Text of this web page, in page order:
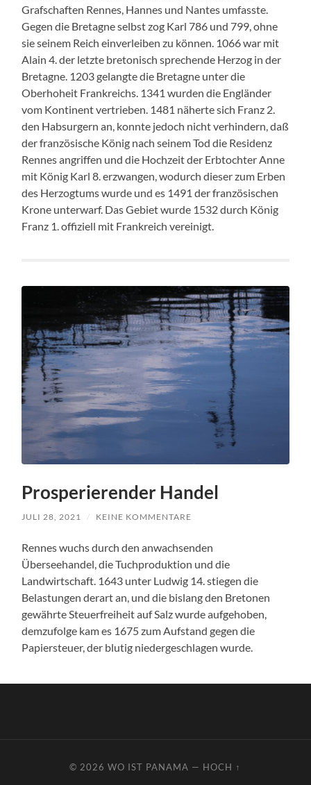
Grafschaften Rennes, Hannes und Nantes umfasste.
Gegen die Bretagne selbst zog Karl 786 und 799, ohne
sie seinem Reich einverleiben zu können. 1066 war mit
Alain 4. der letzte bretonisch sprechende Herzog in der
Bretagne. 1203 gelangte die Bretagne unter die
Oberhoheit Frankreichs. 1341 wurden die Engländer
vom Kontinent vertrieben. 1481 näherte sich Franz 2.
den Habsurgern an, konnte jedoch nicht verhindern, daß
der französische König nach seinem Tod die Residenz
Rennes angriffen und die Hochzeit der Erbtochter Anne
mit König Karl 8. erzwangen, wodurch dieser zum Erben
des Herzogtums wurde und es 1491 der französischen
Krone unterwarf. Das Gebiet wurde 1532 durch König
Franz 1. offiziell mit Frankreich vereinigt.
Prosperierender Handel
JULI 28, 2021 / KEINE KOMMENTARE
Rennes wuchs durch den anwachsenden
Überseehandel, die Tuchproduktion und die
Landwirtschaft. 1643 unter Ludwig 14. stiegen die
Belastungen derart an, und die bislang den Bretonen
gewährte Steuerfreiheit auf Salz wurde aufgehoben,
demzufolge kam es 1675 zum Aufstand gegen die
Papiersteuer, der blutig niedergeschlagen wurde.
© 2026WO IST PANAMA — HOCH ↑